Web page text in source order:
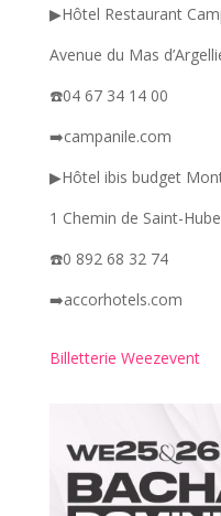
▶︎Hôtel Restaurant
Avenue du Mas
☎️04 67 34 14 00
➡️campanile.com
▶︎Hôtel ibis budget
1 Chemin de Saint-
☎️0 892 68 32 74
➡️accorhotels.com
Billetterie Weezevent